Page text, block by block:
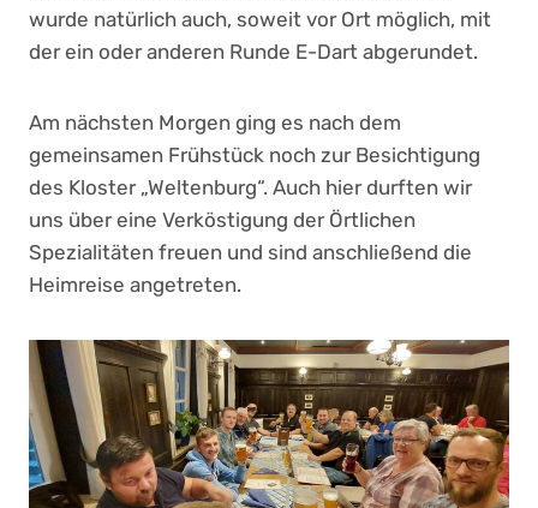
wurde natürlich auch, soweit vor Ort möglich, mit
der ein oder anderen Runde E-Dart abgerundet.
Am nächsten Morgen ging es nach dem
gemeinsamen Frühstück noch zur Besichtigung
des Kloster „Weltenburg“. Auch hier durften wir
uns über eine Verköstigung der Örtlichen
Spezialitäten freuen und sind anschließend die
Heimreise angetreten.